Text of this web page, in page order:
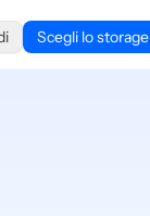
Scegli lo storage